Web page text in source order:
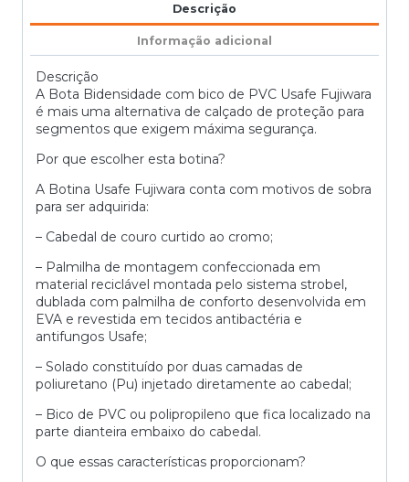
Descrição
Informação adicional
Descrição
A Bota Bidensidade com bico de PVC Usafe Fujiwara
é mais uma alternativa de calçado de proteção para
segmentos que exigem máxima segurança.
Por que escolher esta botina?
A Botina Usafe Fujiwara conta com motivos de sobra
para ser adquirida:
– Cabedal de couro curtido ao cromo;
– Palmilha de montagem confeccionada em
material reciclável montada pelo sistema strobel,
dublada com palmilha de conforto desenvolvida em
EVA e revestida em tecidos antibactéria e
antifungos Usafe;
– Solado constituído por duas camadas de
poliuretano (Pu) injetado diretamente ao cabedal;
– Bico de PVC ou polipropileno que fica localizado na
parte dianteira embaixo do cabedal.
O que essas características proporcionam?